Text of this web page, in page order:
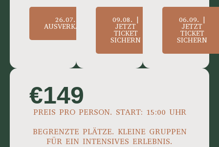
26.07. |
AUSVERKAUFT
09.08. |
JETZT
TICKET
SICHERN
06.09. |
JETZT
TICKET
SICHERN
€149
PREIS PRO PERSON. START: 15:00 UHR
BEGRENZTE PLÄTZE. KLEINE GRUPPEN
FÜR EIN INTENSIVES ERLEBNIS.